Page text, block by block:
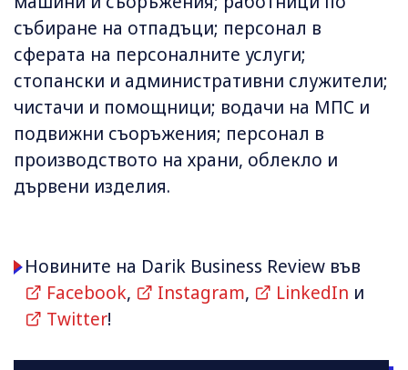
събиране на отпадъци; персонал в
сферата на персоналните услуги;
стопански и административни служители;
чистачи и помощници; водачи на МПС и
подвижни съоръжения; персонал в
производството на храни, облекло и
дървени изделия.
Новините на Darik Business Review във
Facebook, Instagram, LinkedIn и
Twitter!